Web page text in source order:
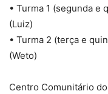
• Turma 1 (segunda e
(Luiz)
• Turma 2 (terça e
(Weto)
Centro Comunitário